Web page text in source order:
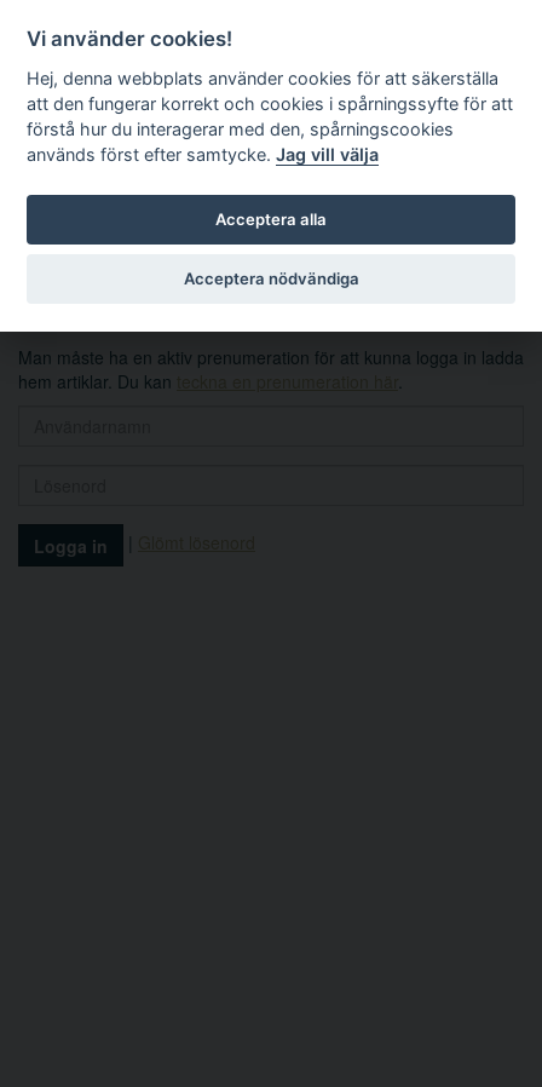
Sök
Logga in
Man måste ha en aktiv prenumeration för att kunna logga in ladda
hem artiklar. Du kan
|
Vi använder cookies!
Hej, denna webbplats använder cookies för att säkerställa
att den fungerar korrekt och cookies i spårningssyfte för att
förstå hur du interagerar med den, spårningscookies
används först efter samtycke.Jag vill välja
Acceptera alla
Acceptera nödvändiga